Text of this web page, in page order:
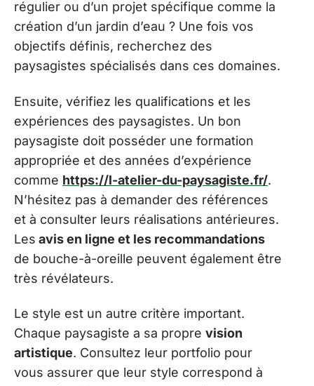
régulier ou d’un projet spécifique comme la
création d’un jardin d’eau ? Une fois vos
objectifs définis, recherchez des
paysagistes spécialisés dans ces domaines.
Ensuite, vérifiez les qualifications et les
expériences des paysagistes. Un bon
paysagiste doit posséder une formation
appropriée et des années d’expérience
comme https://l-atelier-du-paysagiste.fr/.
N’hésitez pas à demander des références
et à consulter leurs réalisations antérieures.
Les avis en ligne et les recommandations
de bouche-à-oreille peuvent également être
très révélateurs.
Le style est un autre critère important.
Chaque paysagiste a sa propre vision
artistique. Consultez leur portfolio pour
vous assurer que leur style correspond à